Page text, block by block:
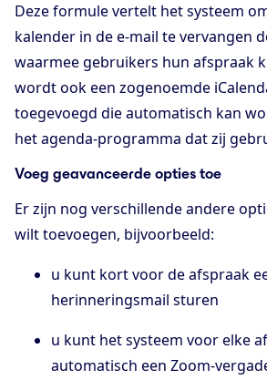
Deze formule vertelt het systeem
kalender in de e-mail te vervangen
waarmee gebruikers hun afspraak
wordt ook een zogenoemde
toegevoegd die automatisch kan
het agenda-programma dat zij
Voeg geavanceerde opties toe
Er zijn nog verschillende andere
wilt toevoegen, bijvoorbeeld:
u kunt kort voor de afspraak
herinneringsmail sturen
u kunt het systeem voor elke
automatisch een Zoom-